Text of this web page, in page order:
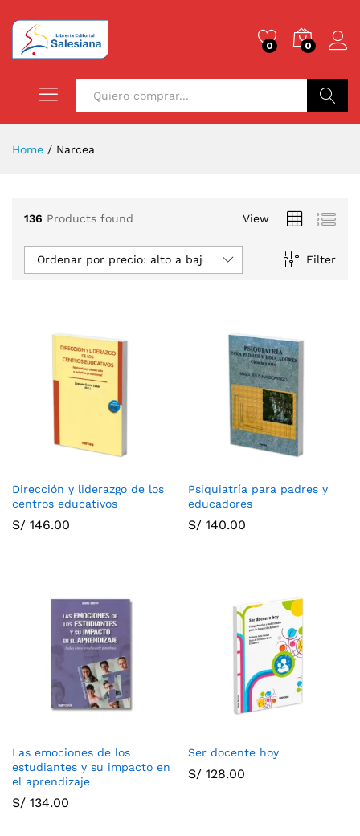
0 0
Home / Narcea
136 Products found View
Filter
Ordenar por precio: alto a bajo
Dirección y liderazgo de los
centros educativos
S/ 146.00
Psiquiatría para padres y
educadores
S/ 140.00
Las emociones de los
estudiantes y su impacto en
el aprendizaje
S/ 134.00
Ser docente hoy
S/ 128.00